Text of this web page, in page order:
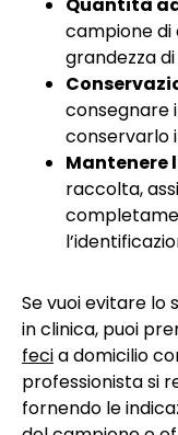
campione di
grandezza
consegnare
conservarlo
Mantenere
raccolta,
Se vuoi evitare
in clinica, puoi
fecia domicilio
professionista si
fornendo le